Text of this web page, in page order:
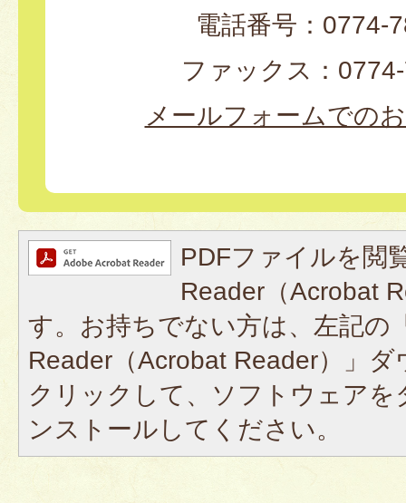
電話番号：0774-
ファックス：
メールフォームでの
PDFファイルを閲
Reader（Acrobat
す。お持ちでない方は、左記の
Reader（Acrobat Reader）」
クリックして、ソフトウェア
ンストールしてください。